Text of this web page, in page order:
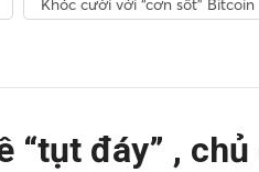
Khóc cười với “cơn sốt” Bitcoin
“tụt đáy” ,